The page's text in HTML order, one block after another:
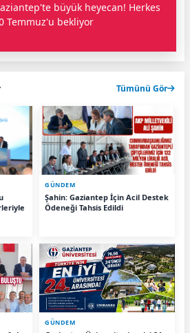
büyük heyecan! Herkes
Temmuz'u bekliyor
Tümünü Gör
GÜNDEM
Şahin: Gaziantep İçin Acil Destek
Ödeneği Tahsis Edildi
GÜNDEM